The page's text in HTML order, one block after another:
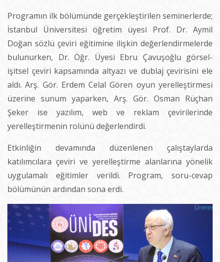
Programın ilk bölümünde gerçekleştirilen seminerlerde;
İstanbul Üniversitesi öğretim üyesi Prof. Dr. Aymil
Doğan sözlü çeviri eğitimine ilişkin değerlendirmelerde
bulunurken, Dr. Öğr. Üyesi Ebru Çavuşoğlu görsel-
işitsel çeviri kapsamında altyazı ve dublaj çevirisini ele
aldı. Arş. Gör. Erdem Celal Gören oyun yerelleştirmesi
üzerine sunum yaparken, Arş. Gör. Osman Rüçhan
Şeker ise yazılım, web ve reklam çevirilerinde
yerelleştirmenin rolünü değerlendirdi.
Etkinliğin devamında düzenlenen çalıştaylarda
katılımcılara çeviri ve yerelleştirme alanlarına yönelik
uygulamalı eğitimler verildi. Program, soru-cevap
bölümünün ardından sona erdi.